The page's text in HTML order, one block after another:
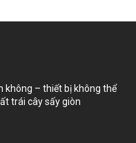
không – thiết bị không thể
trái cây sấy giòn